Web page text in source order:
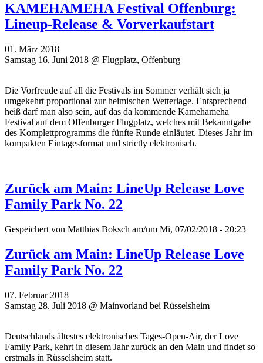
KAMEHAMEHA Festival Offenburg:
Lineup-Release & Vorverkaufstart
01. März 2018
Samstag 16. Juni 2018 @ Flugplatz, Offenburg
Die Vorfreude auf all die Festivals im Sommer verhält sich ja
umgekehrt proportional zur heimischen Wetterlage. Entsprechend
heiß darf man also sein, auf das da kommende Kamehameha
Festival auf dem Offenburger Flugplatz, welches mit Bekanntgabe
des Komplettprogramms die fünfte Runde einläutet. Dieses Jahr im
kompakten Eintagesformat und strictly elektronisch.
Zurück am Main: LineUp Release Love
Family Park No. 22
Gespeichert von Matthias Boksch am/um Mi, 07/02/2018 - 20:23
Zurück am Main: LineUp Release Love
Family Park No. 22
07. Februar 2018
Samstag 28. Juli 2018 @ Mainvorland bei Rüsselsheim
Deutschlands ältestes elektronisches Tages-Open-Air, der Love
Family Park, kehrt in diesem Jahr zurück an den Main und findet so
erstmals in Rüsselsheim statt.